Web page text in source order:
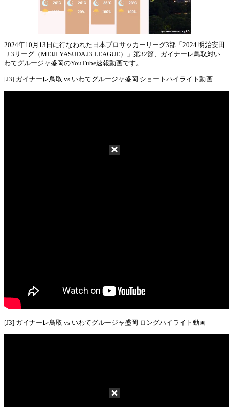
2024年10月13日に行なわれた日本プロサッカーリーグ3部「2024 明治安田
Ｊ3リーグ（MEIJI YASUDA J3 LEAGUE）」第32節、ガイナーレ鳥取対い
わてグルージャ盛岡のYouTube速報動画です。
[J3] ガイナーレ鳥取 vs いわてグルージャ盛岡 ショートハイライト動画
[J3] ガイナーレ鳥取 vs いわてグルージャ盛岡 ロングハイライト動画